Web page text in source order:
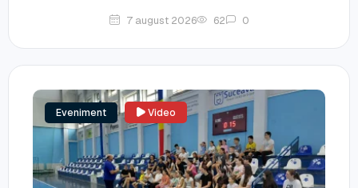
7 august 2026 62 0
Eveniment Video